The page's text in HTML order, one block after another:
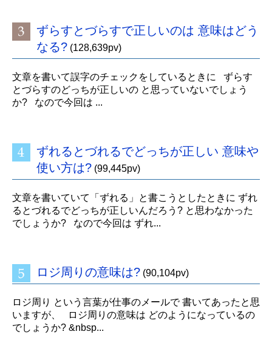
ずらすとづらすで正しいのは 意味はどう
なる? (128,639pv)
文章を書いて誤字のチェックをしているときに ずらす
とづらすのどっちが正しいの と思っていないでしょう
か? なので今回は ...
ずれるとづれるでどっちが正しい 意味や
使い方は? (99,445pv)
文章を書いていて「ずれる」と書こうとしたときに ずれ
るとづれるでどっちが正しいんだろう? と思わなかった
でしょうか? なので今回は ずれ...
ロジ周りの意味は? (90,104pv)
ロジ周り という言葉が仕事のメールで 書いてあったと思
いますが、 ロジ周りの意味は どのようになっているの
でしょうか? &nbsp...